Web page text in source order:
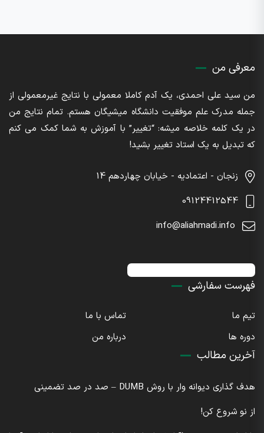
معرفی من
من سید علی احمدی، یک آدم کاملا معمولی با نتایج غیرمعمولی از
جمله مدرک علم موفقیت دانشگاه میشیگان هستم. تمام نتایج من
در یک کلمه خلاصه میشه: “تغییر” با آموزش به شما کمک می کنم
که تبدیل به یک استاد تغییر بشید!
زنجان - اعتمادیه - خیابان چهاردهم 14
09124412544
info@aliahmadi.info
فهرست سفارشی
تیم ما
تماس با ما
دوره ها
درباره من
آخرین مطالب
هدف گذاری دیوانه وار با روش DUMB – صد در صد تضمینی
از نو شروع کن!